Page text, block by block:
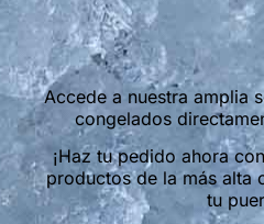
Accede a nuestra amplia
congelados
¡Haz tu pedido ahora
productos de la más alta
tu